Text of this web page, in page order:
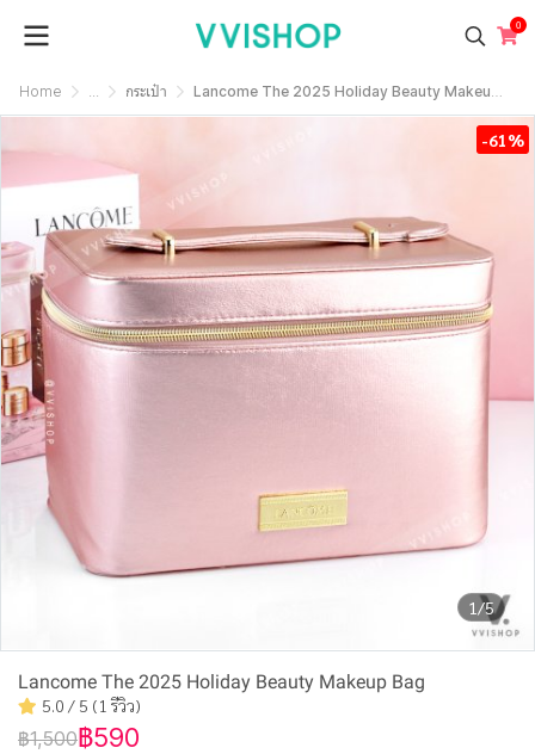
0
Home ... กระเป๋า Lancome The 2025 Holiday Beauty Makeup Bag
1/5
-61%
Lancome The 2025 Holiday Beauty Makeup Bag
5.0 / 5 (1 รีวิว)
฿1,500฿590